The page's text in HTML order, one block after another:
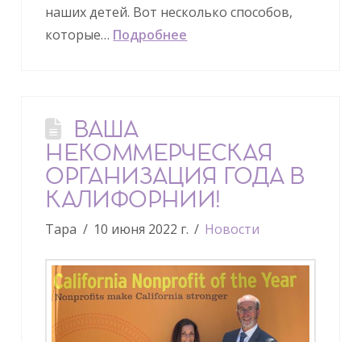
наших детей. Вот несколько способов,
которые… Подробнее
ВАША
НЕКОММЕРЧЕСКАЯ
ОРГАНИЗАЦИЯ ГОДА В
КАЛИФОРНИИ!
Тара 10 июня 2022 г. Новости